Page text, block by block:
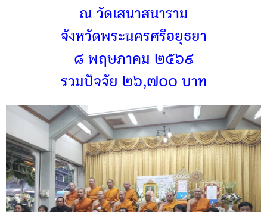
ณ วัดเสนาสนาราม
จังหวัดพระนครศรีอยุธยา
๘ พฤษภาคม ๒๕๖๙
รวมปัจจัย ๒๖,๗๐๐ บาท